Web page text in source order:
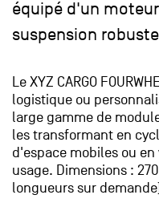
équipé d'un
suspension
Le XYZ CARGO
logistique ou
large gamme de
les transformant en
d'espace mobiles ou
usage. Dimensions :
longueurs sur